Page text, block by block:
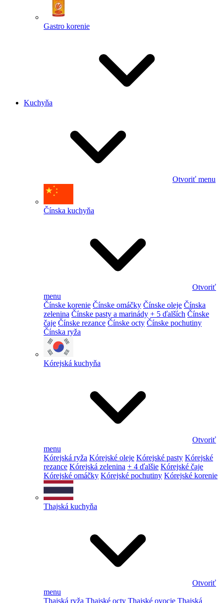
Gastro korenie
Kuchyňa
Otvoriť menu
Čínska kuchyňa
Otvoriť
menu
Čínske korenie Čínske omáčky Čínske oleje Čínska
zelenina Čínske pasty a marinády + 5 ďalších Čínske
čaje Čínske rezance Čínske octy Čínske pochutiny
Čínska ryža
Kórejská kuchyňa
Otvoriť
menu
Kórejská ryža Kórejské oleje Kórejské pasty Kórejské
rezance Kórejská zelenina + 4 ďalšie Kórejské čaje
Kórejské omáčky Kórejské pochutiny Kórejské korenie
Thajská kuchyňa
Otvoriť
menu
Thajská ryža Thajské octy Thajské ovocie Thajská